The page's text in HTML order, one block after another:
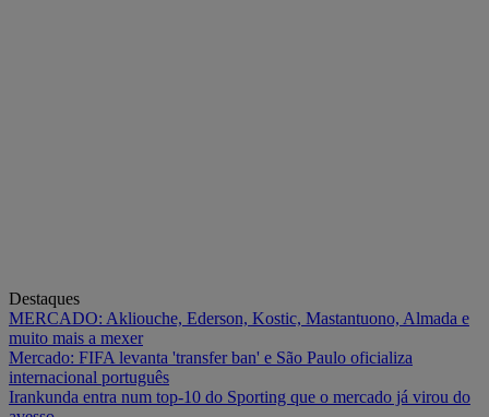
Destaques
MERCADO: Akliouche, Ederson, Kostic, Mastantuono, Almada e
muito mais a mexer
Mercado: FIFA levanta 'transfer ban' e São Paulo oficializa
internacional português
Irankunda entra num top-10 do Sporting que o mercado já virou do